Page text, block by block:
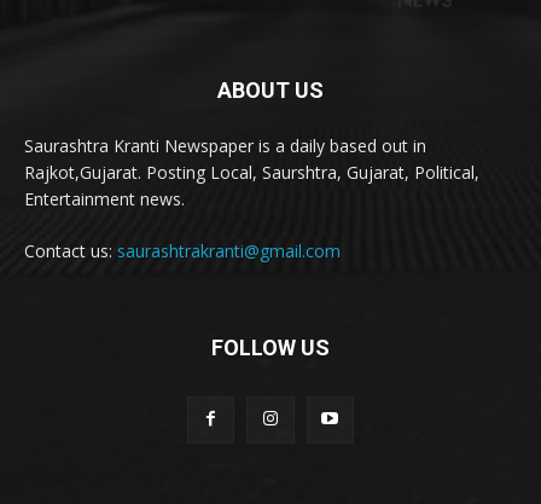
ABOUT US
Saurashtra Kranti Newspaper is a daily based out in
Rajkot,Gujarat. Posting Local, Saurshtra, Gujarat, Political,
Entertainment news.
Contact us: saurashtrakranti@gmail.com
FOLLOW US